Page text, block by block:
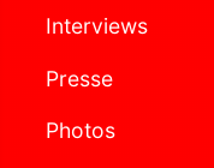
Interviews
Presse
Photos